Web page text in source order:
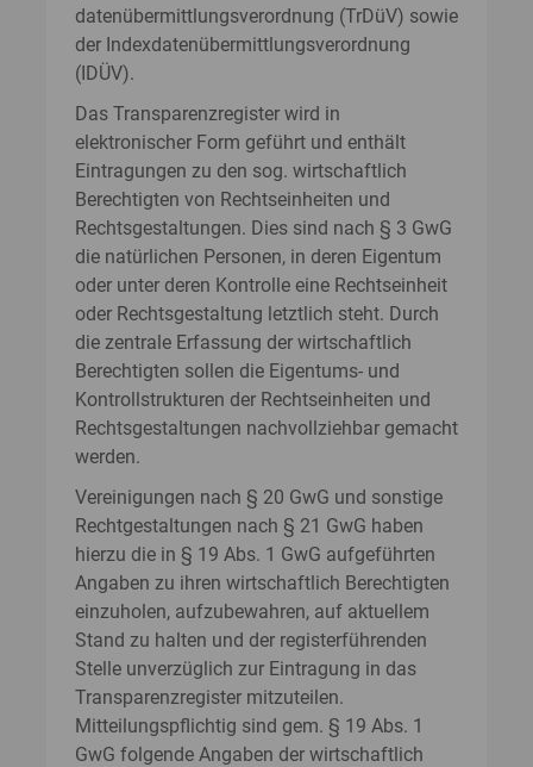
datenübermittlungsverordnung (TrDüV) sowie
der Indexdatenübermittlungsverordnung
(IDÜV).
Das Transparenzregister wird in
elektronischer Form geführt und enthält
Eintragungen zu den sog. wirtschaftlich
Berechtigten von Rechtseinheiten und
Rechtsgestaltungen. Dies sind nach § 3 GwG
die natürlichen Personen, in deren Eigentum
oder unter deren Kontrolle eine Rechtseinheit
oder Rechtsgestaltung letztlich steht. Durch
die zentrale Erfassung der wirtschaftlich
Berechtigten sollen die Eigentums- und
Kontrollstrukturen der Rechtseinheiten und
Rechtsgestaltungen nachvollziehbar gemacht
werden.
Vereinigungen nach § 20 GwG und sonstige
Rechtgestaltungen nach § 21 GwG haben
hierzu die in § 19 Abs. 1 GwG aufgeführten
Angaben zu ihren wirtschaftlich Berechtigten
einzuholen, aufzubewahren, auf aktuellem
Stand zu halten und der registerführenden
Stelle unverzüglich zur Eintragung in das
Transparenzregister mitzuteilen.
Mitteilungspflichtig sind gem. § 19 Abs. 1
GwG folgende Angaben der wirtschaftlich